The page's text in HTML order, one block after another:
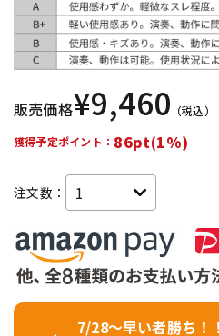
販売価格¥9,460 （税込）
獲得予定ポイント： 86pt(1%)
注文数：
7/28～早い者勝ち！